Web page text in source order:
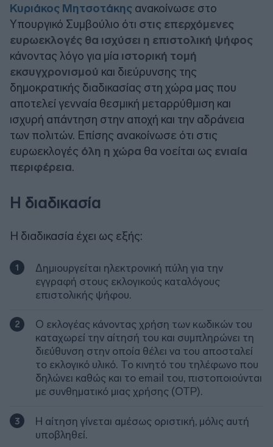
Κυριάκος Μητσοτάκης ανακοίνωσε στο
Υπουργικό Συμβούλιο ότι στις επερχόμενες
ευρωεκλογές θα ισχύσει η επιστολική ψήφος
κάνοντας λόγο για μία ιστορική τομή
εκσυγχρονισμού και διεύρυνσης της
δημοκρατικής διαδικασίας στη χώρα μας που
αποτελεί γενναία θεσμική μεταρρύθμιση και
ισχυρή απάντηση στην αποχή και την αδράνεια
των πολιτών. Επίσης ανακοίνωσε ότι στις
ευρωεκλογές όλη η χώρα θα νοείται ως ενιαία
περιφέρεια.
Η διαδικασία
Η διαδικασία έχει ως εξής:
Δημιουργείται ηλεκτρονική πύλη για την
εγγραφή στους εκλογικούς καταλόγους
επιστολικής ψήφου.
Ο εκλογέας κάνοντας χρήση των κωδικών του
καταχωρεί την αίτησή του και συμπληρώνει τη
διεύθυνση στην οποία θέλει να του αποσταλεί
το εκλογικό υλικό. Το κινητό του τηλέφωνο που
δηλώνει καθώς και το email του, πιστοποιούνται
με συνθηματικό μιας χρήσης (OTP).
H αίτηση γίνεται αμέσως οριστική, μόλις αυτή
υποβληθεί.